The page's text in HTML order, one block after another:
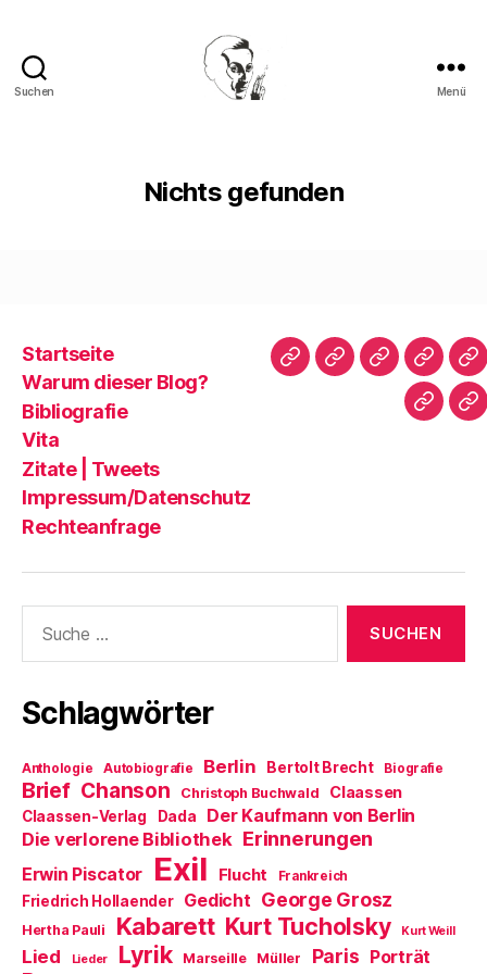
Suchen Menü
Nichts gefunden
Startseite
Warum dieser Blog?
Bibliografie
Vita
Zitate | Tweets
Impressum/Datenschutz
Rechteanfrage
Startseite
WarumBibliografie
Vita
|
nach:
Schlagwörter
Anthologie Autobiografie Berlin Bertolt Brecht Biografie
Brief Chanson Christoph Buchwald Claassen
Claassen-Verlag Dada Der Kaufmann von Berlin
Die verlorene Bibliothek Erinnerungen
Erwin Piscator Exil Flucht Frankreich
Friedrich Hollaender Gedicht George Grosz
Hertha Pauli Kabarett Kurt Tucholsky Kurt Weill
Lied Lieder Lyrik Marseille Müller Paris Porträt